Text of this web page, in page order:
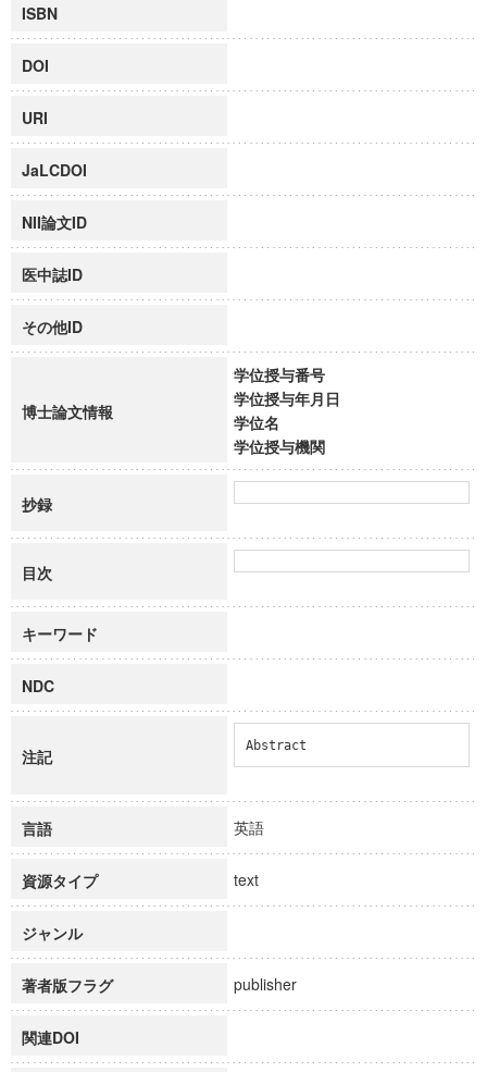
ISBN
DOI
URI
JaLCDOI
NII論文ID
医中誌ID
その他ID
博士論文情報
学位授与番号
学位授与年月日
学位名
学位授与機関
抄録
目次
キーワード
NDC
注記
Abstract
言語 英語
資源タイプ text
ジャンル
著者版フラグ publisher
関連DOI